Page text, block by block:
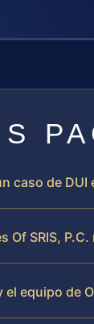
caso de DUI
Of SRIS,
el equipo de